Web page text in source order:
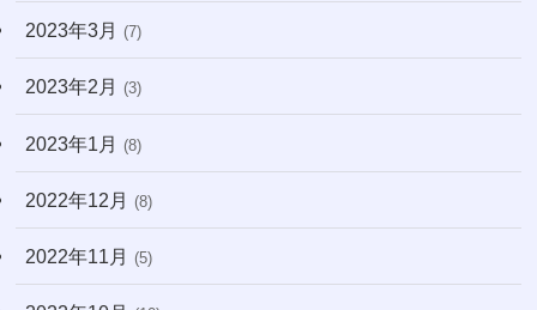
2023年3月 (7)
2023年2月 (3)
2023年1月 (8)
2022年12月 (8)
2022年11月 (5)